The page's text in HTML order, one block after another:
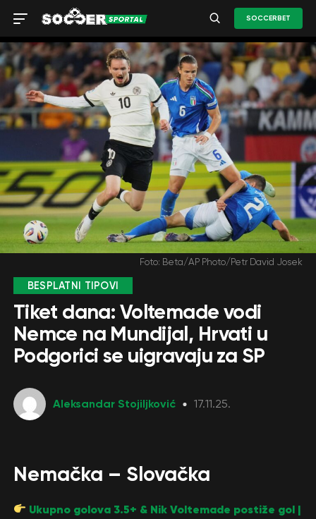
SOCCERBET
Foto: Beta/AP Photo/Petr David Josek
BESPLATNI TIPOVI
Tiket dana: Voltemade vodi
Nemce na Mundijal, Hrvati u
Podgorici se uigravaju za SP
Aleksandar Stojiljković 17.11.25.
Nemačka – Slovačka
Ukupno golova 3.5+ & Nik Voltemade postiže gol |